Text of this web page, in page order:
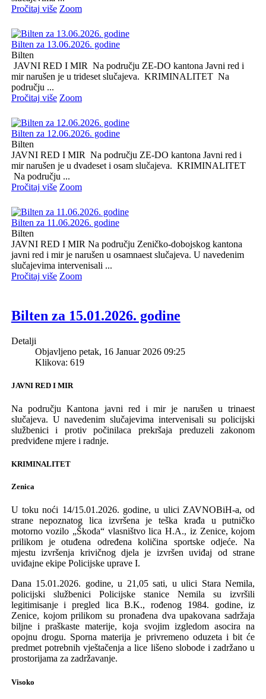
Pročitaj više Zoom
Bilten za 13.06.2026. godine
Bilten
JAVNI RED I MIR Na području ZE-DO kantona Javni red i
mir narušen je u trideset slučajeva. KRIMINALITET Na
području ...
Pročitaj više Zoom
Bilten za 12.06.2026. godine
Bilten
JAVNI RED I MIR Na području ZE-DO kantona Javni red i
mir narušen je u dvadeset i osam slučajeva. KRIMINALITET
Na području ...
Pročitaj više Zoom
Bilten za 11.06.2026. godine
Bilten
JAVNI RED I MIR Na području Zeničko-dobojskog kantona
javni red i mir je narušen u osamnaest slučajeva. U navedenim
slučajevima intervenisali ...
Pročitaj više Zoom
Bilten za 15.01.2026. godine
Detalji
Objavljeno petak, 16 Januar 2026 09:25
Klikova: 619
JAVNI RED I MIR
Na području Kantona javni red i mir je narušen u trinaest
slučajeva. U navedenim slučajevima intervenisali su policijski
službenici i protiv počinilaca prekršaja preduzeli zakonom
predviđene mjere i radnje.
KRIMINALITET
Zenica
U toku noći 14/15.01.2026. godine, u ulici ZAVNOBiH-a, od
strane nepoznatog lica izvršena je teška krađa u putničko
motorno vozilo „Škoda“ vlasništvo lica H.A., iz Zenice, kojom
prilikom je otuđena određena količina sportske odjeće. Na
mjestu izvršenja krivičnog djela je izvršen uviđaj od strane
uviđajne ekipe Policijske uprave I.
Dana 15.01.2026. godine, u 21,05 sati, u ulici Stara Nemila,
policijski službenici Policijske stanice Nemila su izvršili
legitimisanje i pregled lica B.K., rođenog 1984. godine, iz
Zenice, kojom prilikom su pronađena dva upakovana sadržaja
biljne i praškaste materije, koja svojim izgledom asocira na
opojnu drogu. Sporna materija je privremeno oduzeta i bit će
predmet potrebnih vještačenja a lice lišeno slobode i zadržano u
prostorijama za zadržavanje.
Visoko